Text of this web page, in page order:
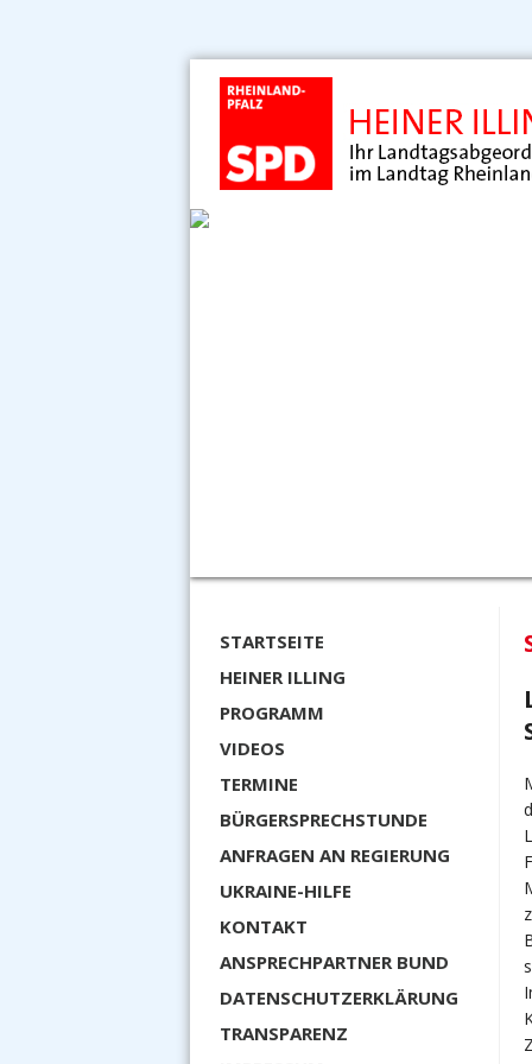
STARTSEITE
HEINER ILLING
PROGRAMM
VIDEOS
TERMINE
BÜRGERSPRECHSTUNDE
ANFRAGEN AN REGIERUNG
UKRAINE-HILFE
KONTAKT
ANSPRECHPARTNER BUND
DATENSCHUTZERKLÄRUNG
TRANSPARENZ